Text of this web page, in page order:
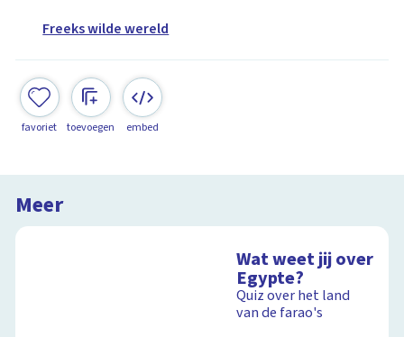
Freeks wilde wereld
favoriet toevoegen embed
Meer
Wat weet jij over
Egypte?
Quiz over het land
van de farao's